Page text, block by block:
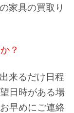
家具の買取り
？
来るだけ日程
日時がある場
早めにご連絡